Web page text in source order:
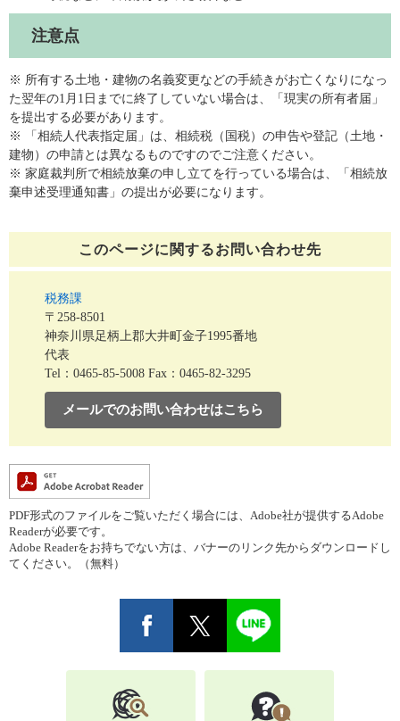
注意点
※ 所有する土地・建物の名義変更などの手続きがお亡くなりになっ
た翌年の1月1日までに終了していない場合は、「現実の所有者届」
を提出する必要があります。
※ 「相続人代表指定届」は、相続税（国税）の申告や登記（土地・
建物）の申請とは異なるものですのでご注意ください。
※ 家庭裁判所で相続放棄の申し立てを行っている場合は、「相続放
棄申述受理通知書」の提出が必要になります。
このページに関するお問い合わせ先
税務課
〒258-8501
神奈川県足柄上郡大井町金子1995番地
代表
Tel：0465-85-5008 Fax：0465-82-3295
メールでのお問い合わせはこちら
PDF形式のファイルをご覧いただく場合には、Adobe社が提供するAdobe
Readerが必要です。
Adobe Readerをお持ちでない方は、バナーのリンク先からダウンロードし
てください。（無料）